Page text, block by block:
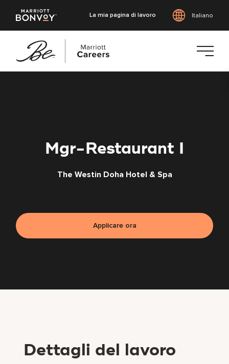
La mia pagina di lavoro Italiano
Mgr-Restaurant I
The Westin Doha Hotel & Spa
Applicare ora
Dettagli del lavoro